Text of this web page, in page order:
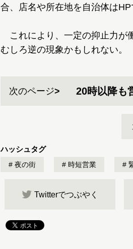
合、店名や所在地を自治体はHP
これにより、一定の抑止力が
むしろ逆の現象かもしれない。
次のページ 20時以降も
ハッシュタグ
夜の街 時短営業
Twitterでつぶやく